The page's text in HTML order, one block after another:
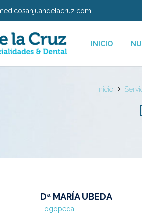
INICIO
Inicio
Dª MARÍA UBEDA
Logopeda